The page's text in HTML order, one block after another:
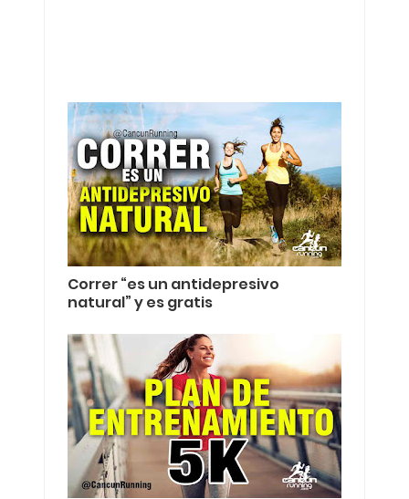
Correr “es un antidepresivo
natural” y es gratis